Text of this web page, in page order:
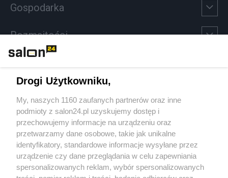
Gospodarka
Rozmaitości
Sport
Społeczeństwo
Kultura
Drogi Użytkowniku,
My, naszych 1160 zaufanych partnerów oraz inne
podmioty z salon24.pl uzyskujemy dostęp i
przechowujemy informacje na urządzeniu oraz
przetwarzamy dane osobowe, takie jak unikalne
identyfikatory, standardowe informacje wysyłane przez
urządzenie czy dane przeglądania w celu zapewniania
spersonalizowanych reklam, wybór spersonalizowanych